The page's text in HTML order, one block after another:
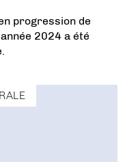
progression de
2024 a été